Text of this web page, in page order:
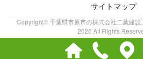
サイトマップ
Copyright© 千葉県市原市の株式会社二葉建設
2026 All Rights